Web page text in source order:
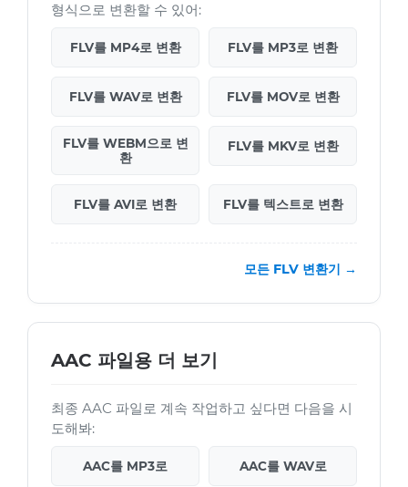
형식으로 변환할 수 있어:
FLV를 MP4로 변환 FLV를 MP3로 변환
FLV를 WAV로 변환 FLV를 MOV로 변환
FLV를 WEBM으로 변
환
FLV를 MKV로 변환
FLV를 AVI로 변환 FLV를 텍스트로 변환
모든 FLV 변환기 →
AAC 파일용 더 보기
최종 AAC 파일로 계속 작업하고 싶다면 다음을 시
도해봐:
AAC를 MP3로 AAC를 WAV로